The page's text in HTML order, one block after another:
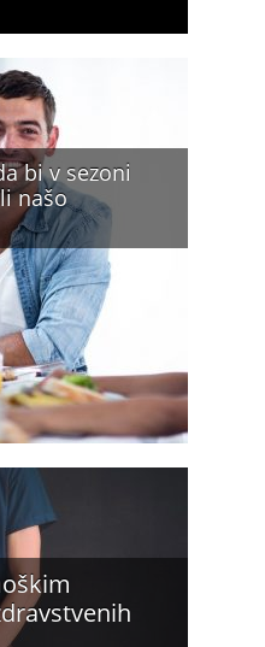
bi v sezoni
našo